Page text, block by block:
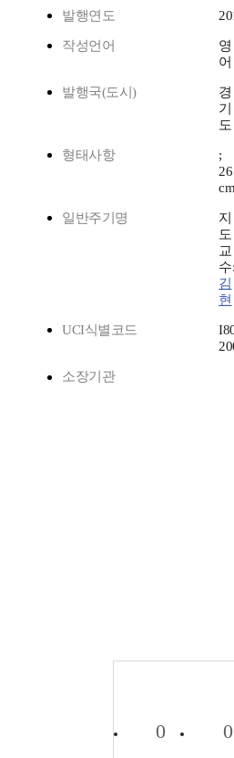
발행연도
작성언어
영
어
발행국(도시)
경
기
도
형태사항
;
26
cm
일반주기명
지
도
교
수:
김
현
UCI식별코드
소장기관
0 0